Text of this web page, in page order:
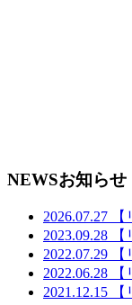
NEWSお知らせ
2026.07.27 【
2023.09.28 【
2022.07.29 【
2022.06.28 【
2021.12.15 【